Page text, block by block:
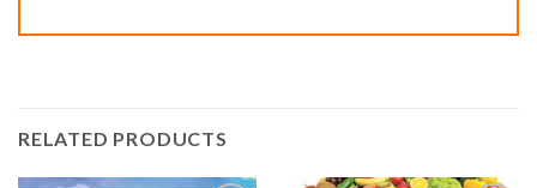
RELATED PRODUCTS